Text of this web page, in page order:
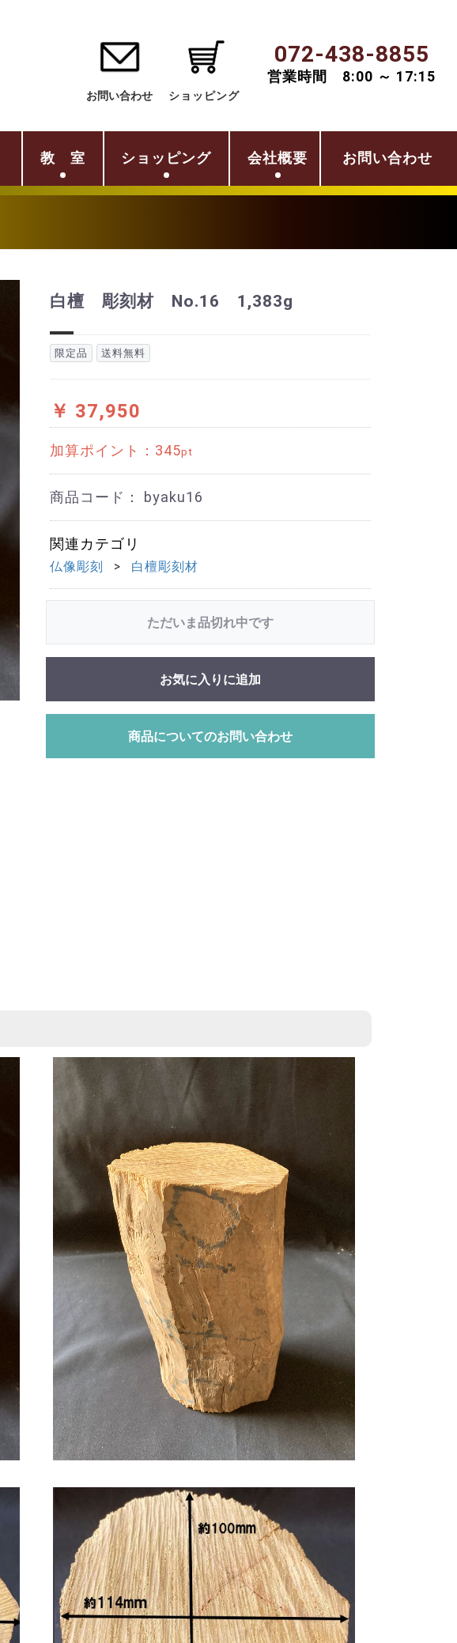
お問い合わせ ショッピング
072-438-8855
営業時間 8:00 ～ 17:15
教 室 ショッピング 会社概要 お問い合わせ
白檀 彫刻材 No.16 1,383g
限定品 送料無料
￥ 37,950
加算ポイント： 345pt
商品コード： byaku16
関連カテゴリ
仏像彫刻 白檀彫刻材
ただいま品切れ中です
お気に入りに追加
商品についてのお問い合わせ